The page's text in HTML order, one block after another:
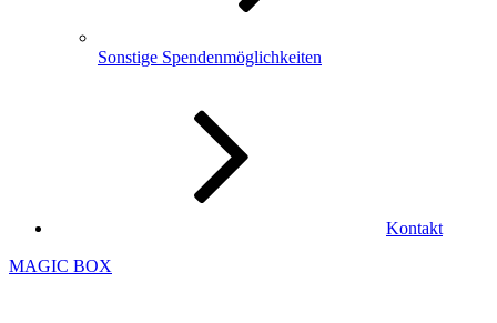
Sonstige Spendenmöglichkeiten
Kontakt
MAGIC BOX